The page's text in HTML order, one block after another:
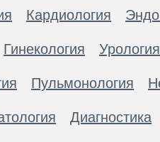
Кардиология
Гинекология Урология
Пульмонология
Диагностика